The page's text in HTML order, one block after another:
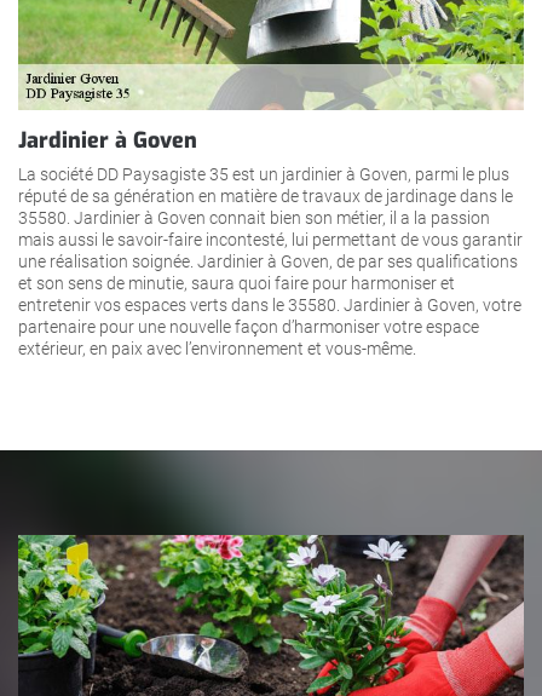
Jardinier à Goven
La société DD Paysagiste 35 est un jardinier à Goven, parmi le plus
réputé de sa génération en matière de travaux de jardinage dans le
35580. Jardinier à Goven connait bien son métier, il a la passion
mais aussi le savoir-faire incontesté, lui permettant de vous garantir
une réalisation soignée. Jardinier à Goven, de par ses qualifications
et son sens de minutie, saura quoi faire pour harmoniser et
entretenir vos espaces verts dans le 35580. Jardinier à Goven, votre
partenaire pour une nouvelle façon d’harmoniser votre espace
extérieur, en paix avec l’environnement et vous-même.